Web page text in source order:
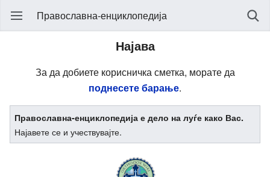
Православна-енциклопедија
Најава
За да добиете корисничка сметка, морате да
поднесете барање.
Православна-енциклопедија е дело на луѓе како Вас.
Најавете се и учествувајте.